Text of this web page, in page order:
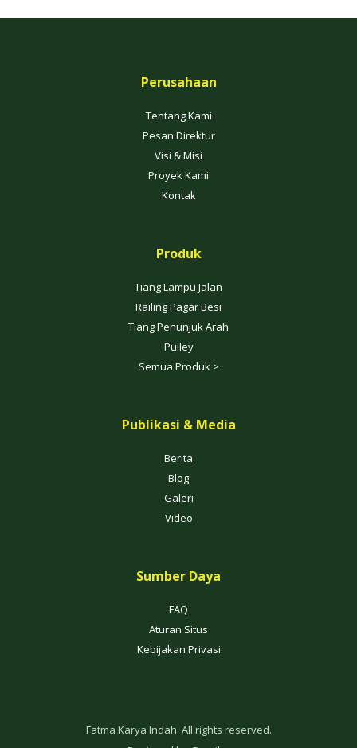
Perusahaan
Tentang Kami
Pesan Direktur
Visi & Misi
Proyek Kami
Kontak
Produk
Tiang Lampu Jalan
Railing Pagar Besi
Tiang Penunjuk Arah
Pulley
Semua Produk >
Publikasi & Media
Berita
Blog
Galeri
Video
Sumber Daya
FAQ
Aturan Situs
Kebijakan Privasi
Fatma Karya Indah. All rights reserved.